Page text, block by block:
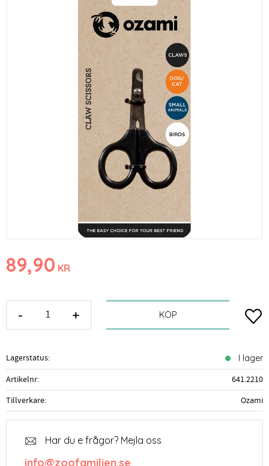
89,90 KR
+
- KÖP
Lagerstatus I lager
Artikelnr
641.2210
Tillverkare
Ozami
Har du e frågor? Mejla oss
info@zoofamiljen.se